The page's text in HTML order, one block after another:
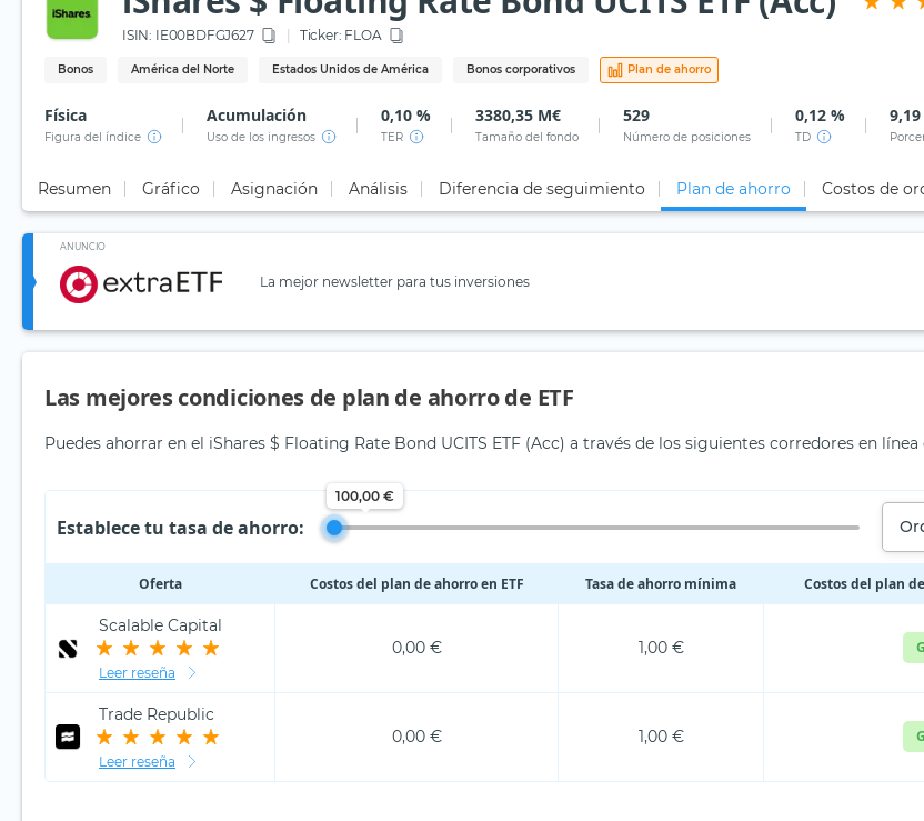
ISIN: IE00BDFGJ627 Ticker: FLOA
Bonos América del Norte Estados Unidos de América Bonos corporativos Plan de ahorro
Física
Figura del índice
Acumulación
Uso de los ingresos
0,10 %
TER
3380,35 M€
Tamaño del fondo
529
Número de posiciones
0,12 %
TD
Resumen Gráfico Asignación Análisis Diferencia de seguimiento Plan de ahorro Costos de
ANUNCIO
La mejor newsletter para tus inversiones
Las mejores condiciones de plan de ahorro de ETF
Puedes ahorrar en el iShares $ Floating Rate Bond UCITS ETF (Acc) a través de los siguientes corredores en
Establece tu tasa de ahorro:
100,00 €
Oferta Costos del plan de ahorro en ETF Tasa de ahorro mínima Costos del plan
Scalable Capital
Leer reseña
0,00 € 1,00 €
Trade Republic
Leer reseña
0,00 € 1,00 €